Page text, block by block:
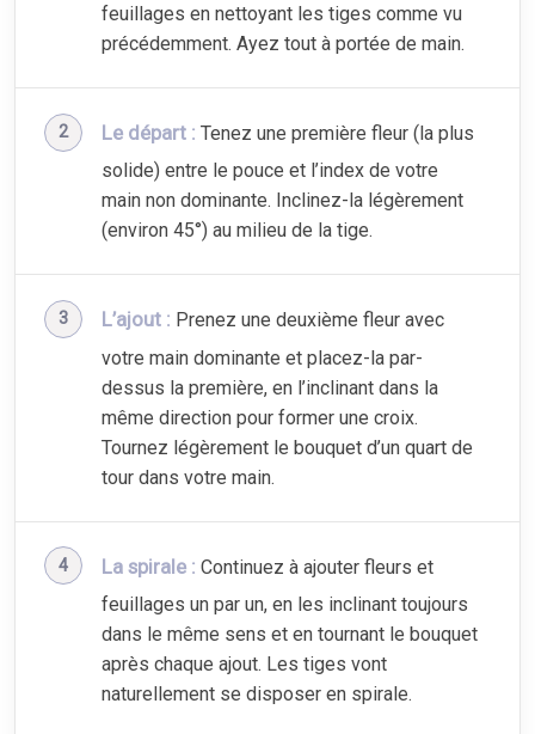
feuillages en nettoyant les tiges comme vu
précédemment. Ayez tout à portée de main.
Le départ : Tenez une première fleur (la plus
solide) entre le pouce et l’index de votre
main non dominante. Inclinez-la légèrement
(environ 45°) au milieu de la tige.
L’ajout : Prenez une deuxième fleur avec
votre main dominante et placez-la par-
dessus la première, en l’inclinant dans la
même direction pour former une croix.
Tournez légèrement le bouquet d’un quart de
tour dans votre main.
La spirale : Continuez à ajouter fleurs et
feuillages un par un, en les inclinant toujours
dans le même sens et en tournant le bouquet
après chaque ajout. Les tiges vont
naturellement se disposer en spirale.